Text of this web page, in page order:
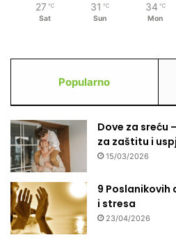
27 ℃
Sat
31 ℃
Sun
34 ℃
Mon
Popularno
Dove za sreću
za zaštitu i
15/03/2026
9
i stresa
23/04/2026